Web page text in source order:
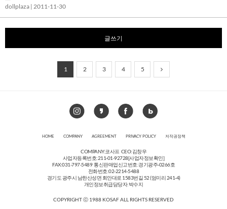
dollplaza | 2011-11-30
글쓰기
1 2 3 4 5
HOME COMPANY AGREEMENT PRIVACY POLICY 저작권정책
COMPANY:코사프 CEO:김창우
사업자등록번호:211-01-92728[사업자정보확인]
FAX:031-797-5489 통신판매업신고번호:경기광주-0266호
전화번호:02-2214-5488
경기도 광주시 남한산성면 회안대로 1583번길 52 (엄미리 241-4)
개인정보취급담당자:박수지
COPYRIGHT ⓒ 1988 KOSAF ALL RIGHTS RESERVED